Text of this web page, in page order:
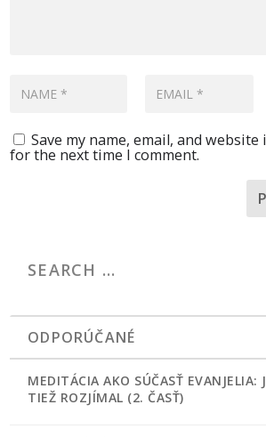
Save my name, email, and
for the next time I comment.
ODPORÚČANÉ
MEDITÁCIA AKO SÚČASŤ EVANJELIA:
TIEŽ ROZJÍMAL (2. ČASŤ)